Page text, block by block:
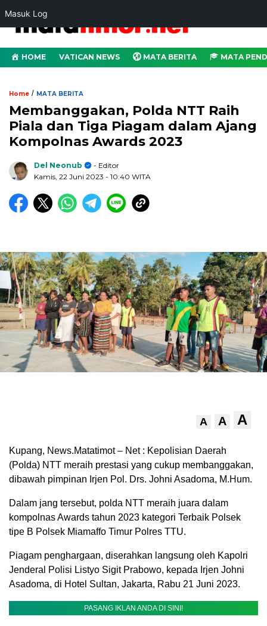
Masuk Log
HOME VATICAN NEWS MATA BERITA MATA
Home / MATA BERITA
Membanggakan, Polda NTT Raih
Piala dan Tiga Piagam dalam Ajang
Kompolnas Awards 2023
Del Neonub
- Editor
Kamis, 22 Juni 2023 - 10:40 WITA
A A A
Kupang, News.Matatimot – Net : Kepolisian Daerah
(Polda) NTT meraih prestasi yang cukup membanggakan,
dibawah pimpinan Irjen Pol. Drs. Johni Asadoma, M.Hum.
Dalam jang tersebut, polda NTT meraih juara dalam
kompolnas Awards tahun 2023 kategori Terbaik Polsek
tipe B Polsek Miamaffo Timur Polres TTU.
Piagam penghargaan, diserahkan langsung oleh Kapolri
Jenderal Polisi Listyo Sigit Prabowo, kepada Irjen Johni
Asadoma, di Hotel Sultan, Jakarta, Rabu 21 Juni 2023.
PASANG IKLAN ANDA DI SINI!